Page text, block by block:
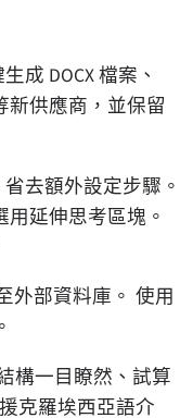
成 DOCX 檔案、
新供應商，並保留
去額外設定步驟。
延伸思考區塊。
外部資料庫。 使用
構一目瞭然、試算
克羅埃西亞語介